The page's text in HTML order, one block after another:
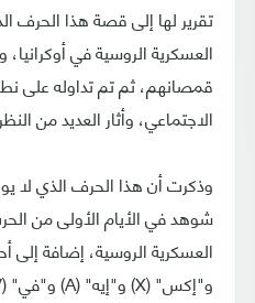
تقرير لها إلى قصة هذا الحرف
العسكرية الروسية في
قمصانهم، ثم تم تداوله على
الاجتماعي، وأثار العديد من
وذكرت أن هذا الحرف الذي لا
شوهد في الأيام الأولى من